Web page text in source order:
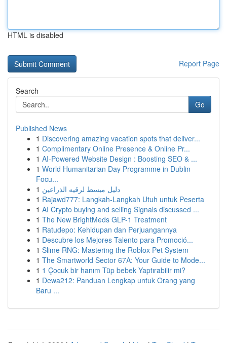
HTML is disabled
Report Page
Search
Go
Published News
1 Discovering amazing vacation spots that deliver...
1 Complimentary Online Presence & Online Pr...
1 AI-Powered Website Design : Boosting SEO & ...
1 World Humanitarian Day Programme in Dublin
Focu...
1 دليل مبسط لرقيه الذراعين
1 Rajawd777: Langkah-Langkah Utuh untuk Peserta
1 AI Crypto buying and selling Signals discussed ...
1 The New BrightMeds GLP-1 Treatment
1 Ratudepo: Kehidupan dan Perjuangannya
1 Descubre los Mejores Talento para Promoció...
1 Slime RNG: Mastering the Roblox Pet System
1 The Smartworld Sector 67A: Your Guide to Mode...
1 1 Çocuk bir hanım Tüp bebek Yaptırabilir mi?
1 Dewa212: Panduan Lengkap untuk Orang yang
Baru ...